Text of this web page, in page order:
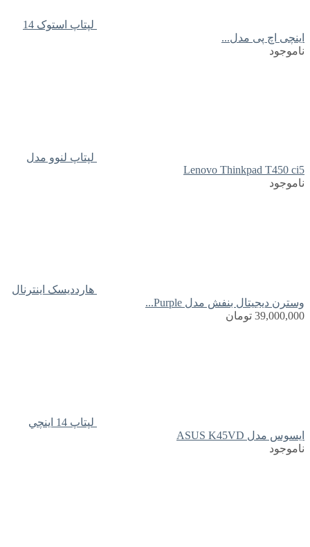
لپتاپ استوک 14
اینچی اچ پی مدل...
ناموجود
لپتاپ لنوو مدل
Lenovo Thinkpad T450 ci5
ناموجود
هارددیسک اینترنال
وسترن دیجیتال بنفش مدل Purple...
39,000,000 تومان
لپتاپ 14 اينچي
ايسوس مدل ASUS K45VD
ناموجود